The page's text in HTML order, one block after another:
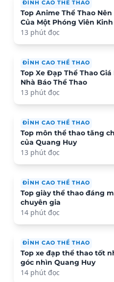
ĐỈNH CAO THỂ THAO
Top Anime Thể Thao
Của Một Phóng Viên
13 phút đọc
ĐỈNH CAO THỂ THAO
Top Xe Đạp Thể Thao
Nhà Báo Thể Thao
13 phút đọc
ĐỈNH CAO THỂ THAO
Top môn thể thao tăng
của Quang Huy
13 phút đọc
ĐỈNH CAO THỂ THAO
Top giày thể thao đáng
chuyên gia
14 phút đọc
ĐỈNH CAO THỂ THAO
Top xe đạp thể thao tốt
góc nhìn Quang Huy
14 phút đọc